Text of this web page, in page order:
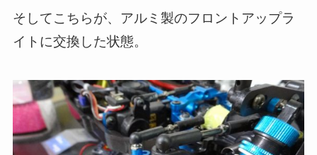
そしてこちらが、アルミ製のフロントアップラ
イトに交換した状態。